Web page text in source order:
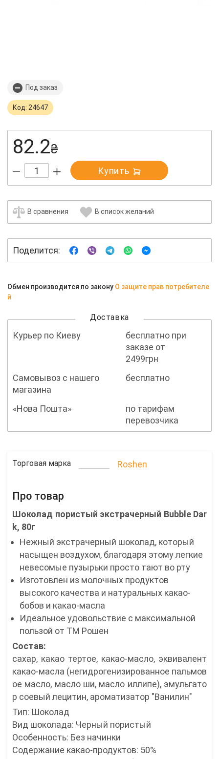
Под заказ
Код: 24647
82.2₴
Купить
В сравнения В список желаний
Поделится:
Обмен производится по закону О защите прав потребителе
й
Доставка
Курьер по Киеву
бесплатно при
заказе от
2499грн
Самовывоз с нашего
магазина
бесплатно
«Нова Пошта»
по тарифам
перевозчика
Торговая марка Roshen
Про товар
Шоколад пористый экстрачерный Bubble Dar
k, 80г
Нежный экстрачерный шоколад, который
насыщен воздухом, благодаря этому легкие
невесомые пузырьки просто тают во рту
Изготовлен из молочных продуктов
высокого качества и натуральных какао-
бобов и какао-масла
Идеальное удовольствие с максимальной
пользой от ТМ Рошен
Состав:
сахар, какао тертое, какао-масло, эквивалент
какао-масла (негидрогенизированное пальмов
ое масло, масло ши, масло иллипе), эмульгато
р соевый лецитин, ароматизатор "Ванилин"
Тип: Шоколад
Вид шоколада: Черный пористый
Особенность: Без начинки
Содержание какао-продуктов: 50%